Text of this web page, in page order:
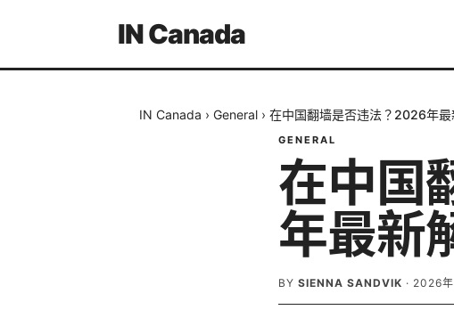
IN Canada
IN Canada › General › 在中国翻墙是否违法？2026年
GENERAL
在中国
年最新
BY SIENNA SANDVIK · 2026